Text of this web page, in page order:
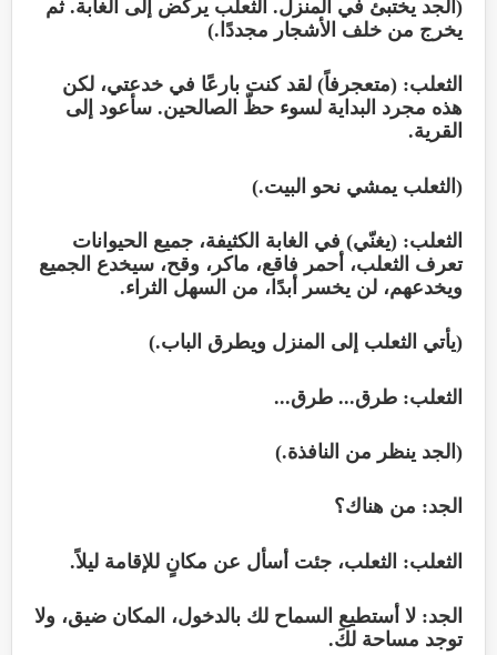
(الجد يختبئ في المنزل. الثعلب يركض إلى الغابة. ثم
يخرج من خلف الأشجار مجددًا.)
الثعلب: (متعجرفاً) لقد كنت بارعًا في خدعتي، لكن
هذه مجرد البداية لسوء حظّ الصالحين. سأعود إلى
القرية.
(الثعلب يمشي نحو البيت.)
الثعلب: (يغنّي) في الغابة الكثيفة، جميع الحيوانات
تعرف الثعلب، أحمر فاقع، ماكر، وقح، سيخدع الجميع
ويخدعهم، لن يخسر أبدًا، من السهل الثراء.
(يأتي الثعلب إلى المنزل ويطرق الباب.)
الثعلب: طرق... طرق...
(الجد ينظر من النافذة.)
الجد: من هناك؟
الثعلب: الثعلب، جئت أسأل عن مكانٍ للإقامة ليلاً.
الجد: لا أستطيع السماح لك بالدخول، المكان ضيق، ولا
توجد مساحة لكَ.